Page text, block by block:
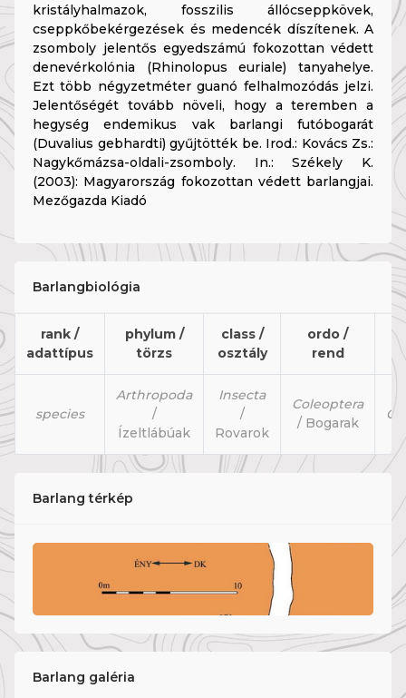
kristályhalmazok, fosszilis állócseppkövek,
cseppkőbekérgezések és medencék díszítenek. A
zsomboly jelentős egyedszámú fokozottan védett
denevérkolónia (Rhinolopus euriale) tanyahelye.
Ezt több négyzetméter guanó felhalmozódás jelzi.
Jelentőségét tovább növeli, hogy a teremben a
hegység endemikus vak barlangi futóbogarát
(Duvalius gebhardti) gyűjtötték be. Irod.: Kovács Zs.:
Nagykőmázsa-oldali-zsomboly. In.: Székely K.
(2003): Magyarország fokozottan védett barlangjai.
Mezőgazda Kiadó
Barlangbiológia
rank /
adattípus
phylum /
törzs
class /
osztály
ordo /
rend
species
Arthropoda
/
Ízeltlábúak
Insecta
/
Rovarok
Coleoptera
/ Bogarak
Barlang térkép
Barlang galéria